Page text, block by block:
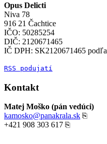
Opus Delicti
Niva 78
916 21 Čachtice
IČO: 50285254
DIČ: 2120671465
IČ DPH: SK2120671465
RSS podujatí
Kontakt
Matej Moško (pán vedúci)
kamosko@panakrala.sk ⎘
+421 908 303 617 ⎘